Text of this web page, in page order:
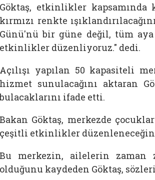
Göktaş, etkinlikler
kırmızı renkte
Günü'nü bir güne değil, tüm
etkinlikler düzenliyoruz." dedi.
Açılışı yapılan 50 kapasiteli
hizmet sunulacağını aktaran
bulacaklarını ifade etti.
Bakan Göktaş, merkezde
çeşitli etkinlikler
Bu merkezin, ailelerin zaman
olduğunu kaydeden Göktaş,